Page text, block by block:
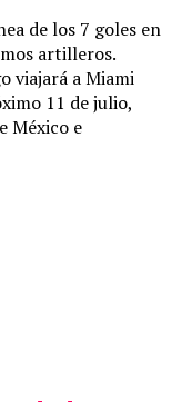
de los 7 goles en
artilleros.
viajará a Miami
11 de julio,
México e